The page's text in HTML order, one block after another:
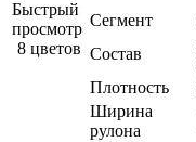
Быстрый
просмотр
8 цветов
Сегмент
Состав
Плотность
Ширина
рулона